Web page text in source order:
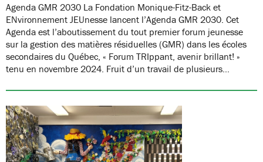
Agenda GMR 2030 La Fondation Monique-Fitz-Back et
ENvironnement JEUnesse lancent l’Agenda GMR 2030. Cet
Agenda est l’aboutissement du tout premier forum jeunesse
sur la gestion des matières résiduelles (GMR) dans les écoles
secondaires du Québec, « Forum TRIppant, avenir brillant! »
tenu en novembre 2024. Fruit d’un travail de plusieurs…